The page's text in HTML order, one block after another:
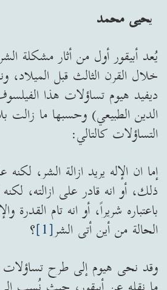
يحيى محمد
يُعد أبيقور أول من أثار مشكلة
خلال القرن الثالث قبل الميلاد،
ديفيد هيوم تساؤلات هذا
الدين الطبيعي) وحسبها ما
التساؤلات كالتالي:
إما ان الإله يريد ازالة الشر،
ذلك، أو انه قادر على ازالته،
باعتباره شريراً، أو انه تام القدرة
الحالة من أين أتى الشر[1]
؟
وقد نحى هيوم إلى طرح تساؤلات